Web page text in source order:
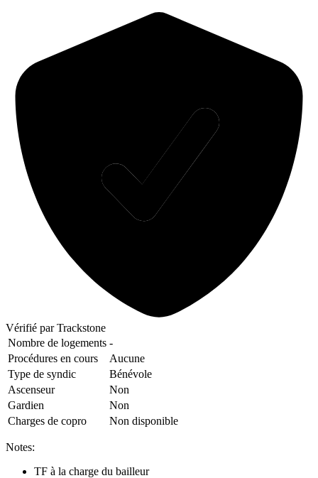
Vérifié par Trackstone
Nombre de logements -
Procédures en cours
Aucune
Type de syndic
Bénévole
Ascenseur
Non
Gardien
Non
Charges de copro
Non disponible
Notes:
TF à la charge du bailleur